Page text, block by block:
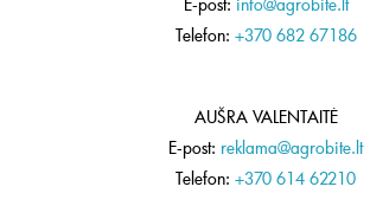
Telefon: +370 682 67186
AUŠRA VALENTAITĖ
E-post: reklama@agrobite.lt
Telefon: +370 614 62210